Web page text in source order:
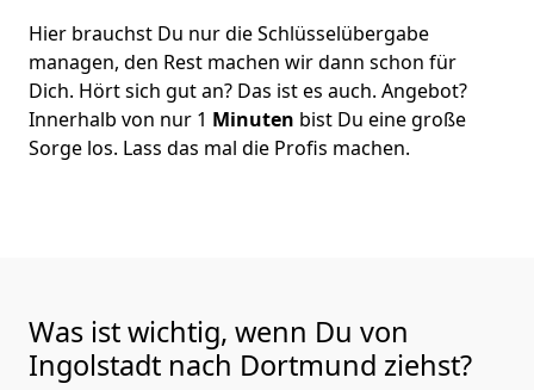
Hier brauchst Du nur die Schlüsselübergabe
managen, den Rest machen wir dann schon für
Dich. Hört sich gut an? Das ist es auch. Angebot?
Innerhalb von nur 1 Minuten bist Du eine große
Sorge los. Lass das mal die Profis machen.
Was ist wichtig, wenn Du von
Ingolstadt nach Dortmund ziehst?